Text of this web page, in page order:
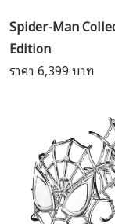
Spider-Man
Edition
ราคา 6,399 บาท